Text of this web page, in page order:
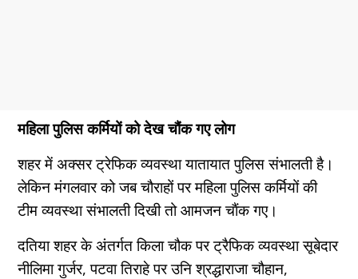
महिला पुलिस कर्मियों को देख चौंक गए लोग
शहर में अक्सर ट्रेफिक व्यवस्था यातायात पुलिस संभालती है।
लेकिन मंगलवार को जब चौराहों पर महिला पुलिस कर्मियों की
टीम व्यवस्था संभालती दिखी तो आमजन चाैंक गए।
दतिया शहर के अंतर्गत किला चौक पर ट्रैफिक व्यवस्था सूबेदार
नीलिमा गुर्जर, पटवा तिराहे पर उनि श्रद्धाराजा चौहान,